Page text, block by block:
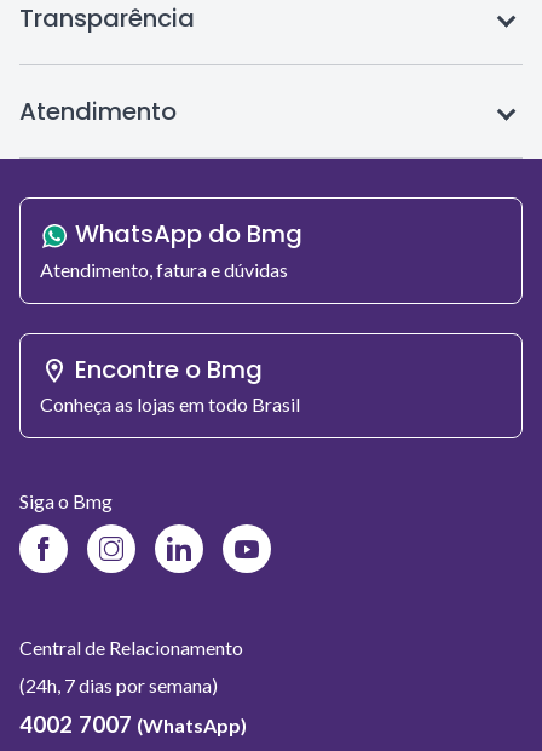
Transparência
Atendimento
WhatsApp do Bmg
Atendimento, fatura e dúvidas
Encontre o Bmg
Conheça as lojas em todo Brasil
Siga o Bmg
Facebook
do
Instagram
do
LinkedIn
do
Youtube
Central de Relacionamento
(24h, 7 dias por semana)
4002 7007 (WhatsApp)